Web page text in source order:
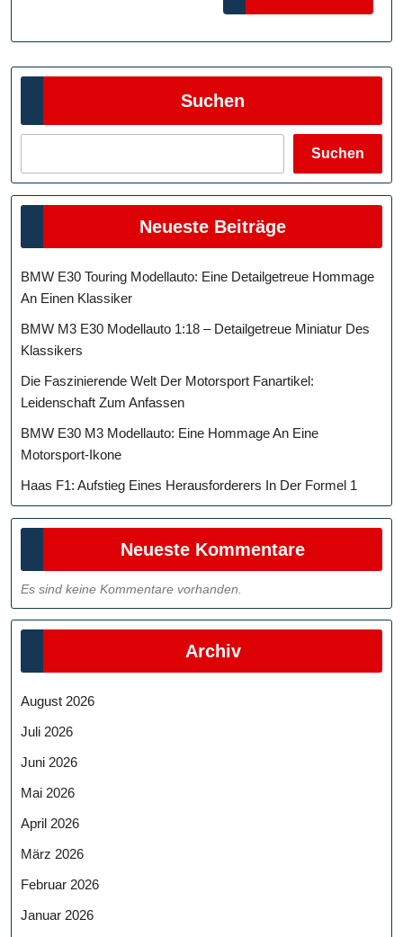
Auf
MORE
Suchen
Suchen
Neueste Beiträge
BMW E30 Touring Modellauto: Eine Detailgetreue Hommage
An Einen Klassiker
BMW M3 E30 Modellauto 1:18 – Detailgetreue Miniatur Des
Klassikers
Die Faszinierende Welt Der Motorsport Fanartikel:
Leidenschaft Zum Anfassen
BMW E30 M3 Modellauto: Eine Hommage An Eine
Motorsport-Ikone
Haas F1: Aufstieg Eines Herausforderers In Der Formel 1
Neueste Kommentare
Es sind keine Kommentare vorhanden.
Archiv
August 2026
Juli 2026
Juni 2026
Mai 2026
April 2026
März 2026
Februar 2026
Januar 2026